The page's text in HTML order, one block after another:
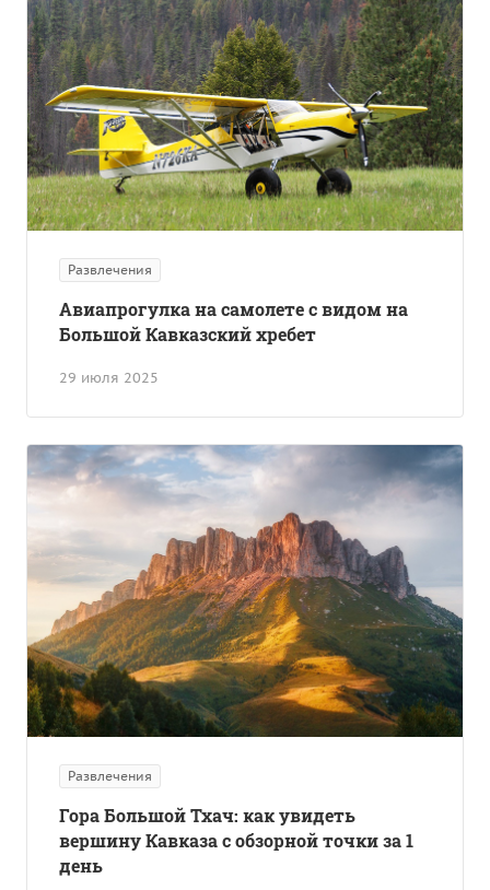
Развлечения
29 июля 2025
Авиапрогулка на самолете с видом на
Большой Кавказский хребет
Развлечения
Гора Большой Тхач: как увидеть
вершину Кавказа с обзорной точки за 1
день